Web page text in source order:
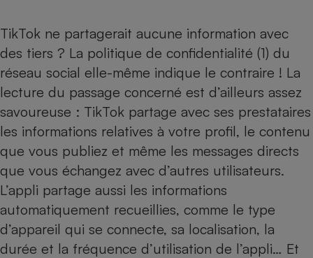
TikTok ne partagerait aucune information avec
des tiers ? La politique de confidentialité (1) du
réseau social elle-même indique le contraire ! La
lecture du passage concerné est d’ailleurs assez
savoureuse : TikTok partage avec ses prestataires
les informations relatives à votre profil, le contenu
que vous publiez et même les messages directs
que vous échangez avec d’autres utilisateurs.
L’appli partage aussi les informations
automatiquement recueillies, comme le type
d’appareil qui se connecte, sa localisation, la
durée et la fréquence d’utilisation de l’appli… Et
Climatiseur -
Ventilateur
Cafetière à expressos